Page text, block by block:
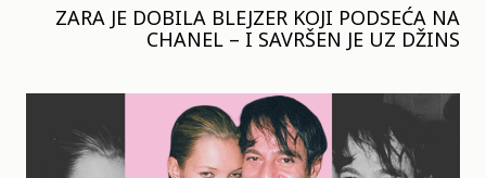
ZARA JE DOBILA BLEJZER KOJI PODSEĆA NA
CHANEL – I SAVRŠEN JE UZ DŽINS